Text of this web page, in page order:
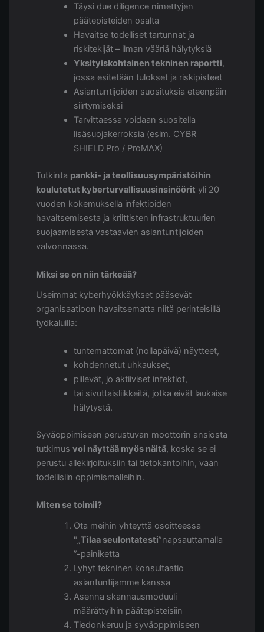
Täysi due diligence nimettyjen
päätepisteiden osalta
Havaitse todelliset tartunnat ja
riskitekijät – ilman vääriä hälytyksiä
Yksityiskohtainen tekninen raportti,
jossa esitetään tulokset ja riskipisteet
Asiantuntijoiden suosituksia eteenpäin
siirtymiseksi
Tarvittaessa voidaan suositella
lisäsuojakerroksia (esim. CYBR
SHIELD Pro / ProMAX)
Tutkinta pankki- ja teollisuusympäristöihin
koulutetut kyberturvallisuusinsinöörit yli 20
vuoden kokemuksella infektioiden
havaitsemisesta ja kriittisten infrastruktuurien
suojaamisesta vastaavien asiantuntijoiden
valvonnassa.
Miksi se on niin tärkeää?
Useimmat kyberhyökkäykset pääsevät
organisaatioon havaitsematta niitä perinteisillä
työkaluilla:
tuntemattomat (nollapäivä) näytteet,
kohdennetut uhkaukset,
piilevät, jo aktiiviset infektiot,
tai sivuttaisliikkeitä, jotka eivät laukaise
hälytystä.
Syväoppimiseen perustuvan moottorin ansiosta
tutkimus voi näyttää myös näitä, koska se ei
perustu allekirjoituksiin tai tietokantoihin, vaan
todellisiin oppimismalleihin.
Miten se toimii?
Ota meihin yhteyttä osoitteessa
"„Tilaa seulontatesti”napsauttamalla
”-painiketta
Lyhyt tekninen konsultaatio
asiantuntijamme kanssa
Asenna skannausmoduuli
määrättyihin päätepisteisiin
Tiedonkeruu ja syväoppimiseen